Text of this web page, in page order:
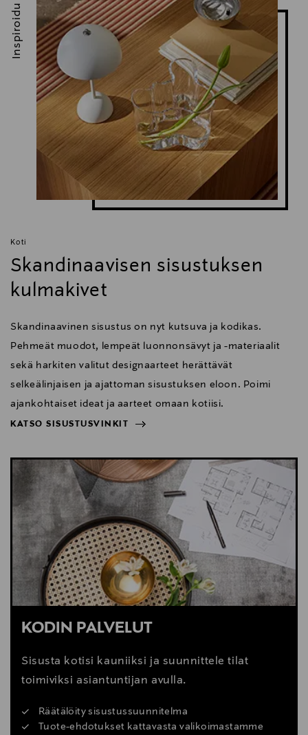
Koti
Skandinaavisen sisustuksen
kulmakivet
Skandinaavinen sisustus on nyt kutsuva ja kodikas.
Pehmeät muodot, lempeät luonnonsävyt ja -materiaalit
sekä harkiten valitut designaarteet herättävät
selkeälinjaisen ja ajattoman sisustuksen eloon. Poimi
ajankohtaiset ideat ja aarteet omaan kotiisi.
KATSO SISUSTUSVINKIT
Inspiroidu
KATSO SISUSTUSVINKIT
KODIN PALVELUT
Sisusta kotisi kauniiksi ja suunnittele tilat
toimiviksi asiantuntijan avulla.
Räätälöity sisustussuunnitelma
Tuote-ehdotukset kattavasta valikoimastamme